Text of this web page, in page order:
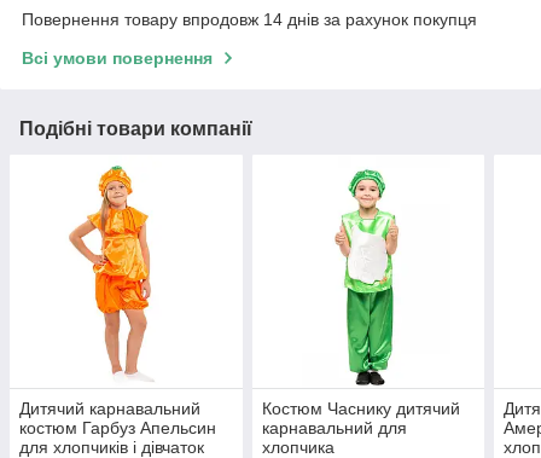
Повернення товару впродовж 14 днів за рахунок покупця
Всі умови повернення
Подібні товари компанії
Дитячий карнавальний
костюм Гарбуз Апельсин
для хлопчиків і дівчаток
Костюм Часнику дитячий
карнавальний для
хлопчика